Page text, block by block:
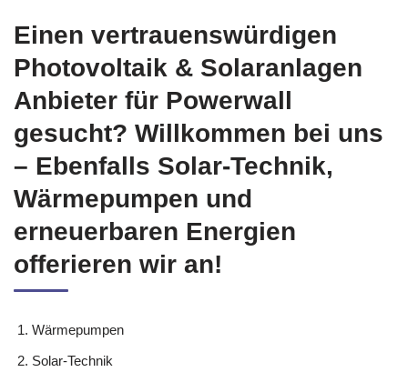
Einen vertrauenswürdigen
Photovoltaik & Solaranlagen
Anbieter für Powerwall
gesucht? Willkommen bei uns
– Ebenfalls Solar-Technik,
Wärmepumpen und
erneuerbaren Energien
offerieren wir an!
Wärmepumpen
Solar-Technik